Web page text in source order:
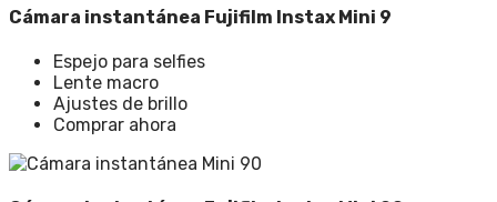
Cámara instantánea Fujifilm Instax Mini 9
Espejo para selfies
Lente macro
Ajustes de brillo
Comprar ahora